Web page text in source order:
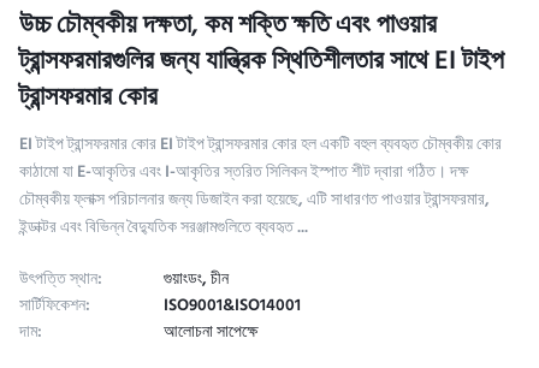
উচ্চ চৌম্বকীয় দক্ষতা, কম শক্তি ক্ষতি এবং পাওয়ার
ট্রান্সফরমারগুলির জন্য যান্ত্রিক স্থিতিশীলতার সাথে EI টাইপ
ট্রান্সফরমার কোর
EI টাইপ ট্রান্সফরমার কোর EI টাইপ ট্রান্সফরমার কোর হল একটি বহুল ব্যবহৃত চৌম্বকীয় কোর
কাঠামো যা E-আকৃতির এবং I-আকৃতির স্তরিত সিলিকন ইস্পাত শীট দ্বারা গঠিত। দক্ষ
চৌম্বকীয় ফ্লাক্স পরিচালনার জন্য ডিজাইন করা হয়েছে, এটি সাধারণত পাওয়ার ট্রান্সফরমার,
ইন্ডাক্টর এবং বিভিন্ন বৈদ্যুতিক সরঞ্জামগুলিতে ব্যবহৃত ...
উৎপত্তি স্থান:
গুয়াংডং, চীন
সার্টিফিকেশন: ISO9001&ISO14001
দাম: আলোচনা সাপেক্ষে